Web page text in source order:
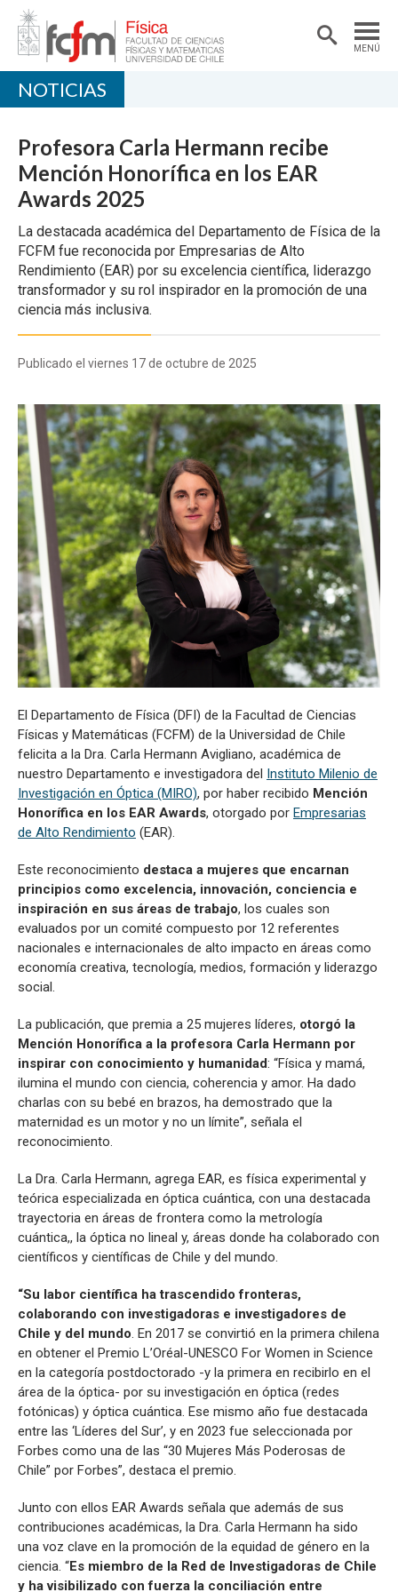
MENÚ
ACADÉMICAS/OS
INVESTIGACIÓN
EXTENSIÓN
NOTICIAS
Profesora Carla Hermann recibe
Mención Honorífica en los EAR
Awards 2025
La destacada académica del Departamento de Física de la
FCFM fue reconocida por Empresarias de Alto
Rendimiento (EAR) por su excelencia científica, liderazgo
transformador y su rol inspirador en la promoción de una
ciencia más inclusiva.
Publicado el viernes 17 de octubre de 2025
El Departamento de Física (DFI) de la Facultad de Ciencias
Físicas y Matemáticas (FCFM) de la Universidad de Chile
felicita a la Dra. Carla Hermann Avigliano, académica de
nuestro Departamento e investigadora del
Instituto Milenio de
Investigación en Óptica (MIRO), por haber recibido Mención
Honorífica en los EAR Awards, otorgado por Empresarias
de Alto Rendimiento (EAR).
Este reconocimiento destaca a mujeres que encarnan
principios como excelencia, innovación, conciencia e
inspiración en sus áreas de trabajo, los cuales son
evaluados por un comité compuesto por 12 referentes
nacionales e internacionales de alto impacto en áreas como
economía creativa, tecnología, medios, formación y liderazgo
social.
La publicación, que premia a 25 mujeres líderes, otorgó la
Mención Honorífica a la profesora Carla Hermann por
inspirar con conocimiento y humanidad: “Física y mamá,
ilumina el mundo con ciencia, coherencia y amor. Ha dado
charlas con su bebé en brazos, ha demostrado que la
maternidad es un motor y no un límite”, señala el
reconocimiento.
La Dra. Carla Hermann, agrega EAR, es física experimental y
teórica especializada en óptica cuántica, con una destacada
trayectoria en áreas de frontera como la metrología
cuántica,, la óptica no lineal y, áreas donde ha colaborado con
científicos y científicas de Chile y del mundo.
“Su labor científica ha trascendido fronteras,
colaborando con investigadoras e investigadores de
Chile y del mundo. En 2017 se convirtió en la primera chilena
en obtener el Premio L’Oréal-UNESCO For Women in Science
en la categoría postdoctorado -y la primera en recibirlo en el
área de la óptica- por su investigación en óptica (redes
fotónicas) y óptica cuántica. Ese mismo año fue destacada
entre las ‘Líderes del Sur’, y en 2023 fue seleccionada por
Forbes como una de las “30 Mujeres Más Poderosas de
Chile” por Forbes”, destaca el premio.
Junto con ellos EAR Awards señala que además de sus
contribuciones académicas, la Dra. Carla Hermann ha sido
una voz clave en la promoción de la equidad de género en la
ciencia. “Es miembro de la Red de Investigadoras de Chile
y ha visibilizado con fuerza la conciliación entre